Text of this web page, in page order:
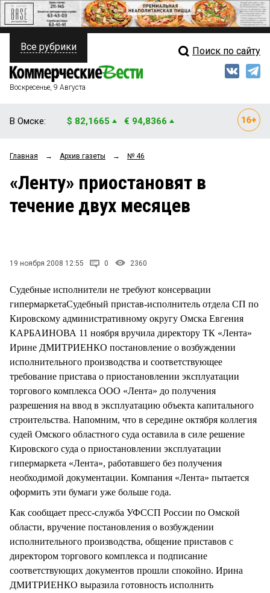
ПОЛИТИКА
ФИНАНСЫ
ОБЩЕСТВО
ЗАКОН
НОВОСТИ КОМПАНИЙ
СТИЛЬ ЖИЗНИ
Свежий выпуск
Рейтинги
Блоги
Все рубрики Поиск по сайту
Воскресенье, 9 Августа
В Омске: $ 82,1665 € 94,8366
Главная → Архив газеты → № 46
«Ленту» приостановят в
течение двух месяцев
19 ноября 2008 12:55 0 2360
Судебные исполнители не требуют консервации
гипермаркетаСудебный пристав-исполнитель отдела СП по
Кировскому административному округу Омска Евгения
КАРБАИНОВА 11 ноября вручила директору ТК «Лента»
Ирине ДМИТРИЕНКО постановление о возбуждении
исполнительного производства и соответствующее
требование пристава о приостановлении эксплуатации
торгового комплекса ООО «Лента» до получения
разрешения на ввод в эксплуатацию объекта капитального
строительства. Напомним, что в середине октября коллегия
судей Омского областного суда оставила в силе решение
Кировского суда о приостановлении эксплуатации
гипермаркета «Лента», работавшего без получения
необходимой документации. Компания «Лента» пытается
оформить эти бумаги уже больше года.
Как сообщает пресс-служба УФССП России по Омской
области, вручение постановления о возбуждении
исполнительного производства, общение приставов с
директором торгового комплекса и подписание
соответствующих документов прошли спокойно. Ирина
ДМИТРИЕНКО выразила готовность исполнить